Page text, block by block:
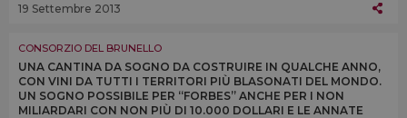
19 Settembre 2013
CONSORZIO DEL BRUNELLO
UNA CANTINA DA SOGNO DA COSTRUIRE IN QUALCHE ANNO,
CON VINI DA TUTTI I TERRITORI PIÙ BLASONATI DEL MONDO.
UN SOGNO POSSIBILE PER “FORBES” ANCHE PER I NON
MILIARDARI CON NON PIÙ DI 10.000 DOLLARI E LE ANNATE